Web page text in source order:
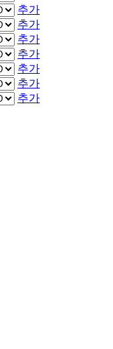
추가
추가
추가
추가
추가
추가
추가